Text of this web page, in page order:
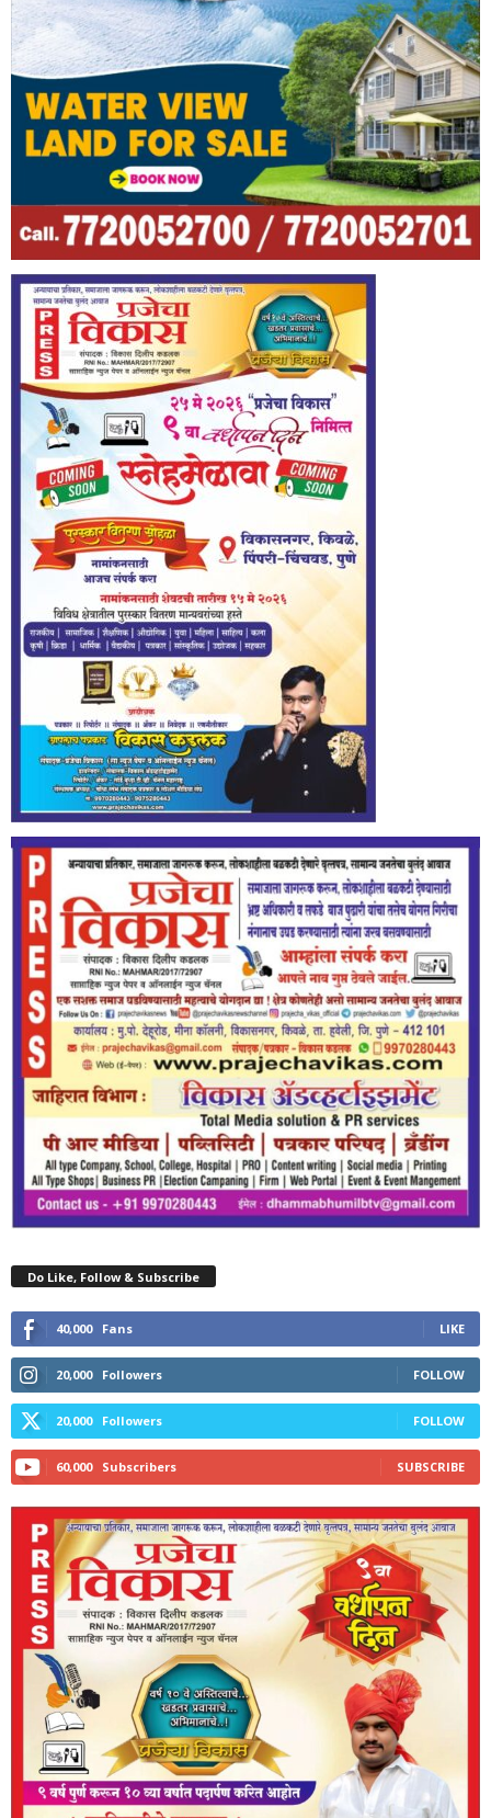
Do Like, Follow & Subscribe
40,000 Fans LIKE
20,000 Followers FOLLOW
20,000 Followers FOLLOW
60,000 Subscribers SUBSCRIBE